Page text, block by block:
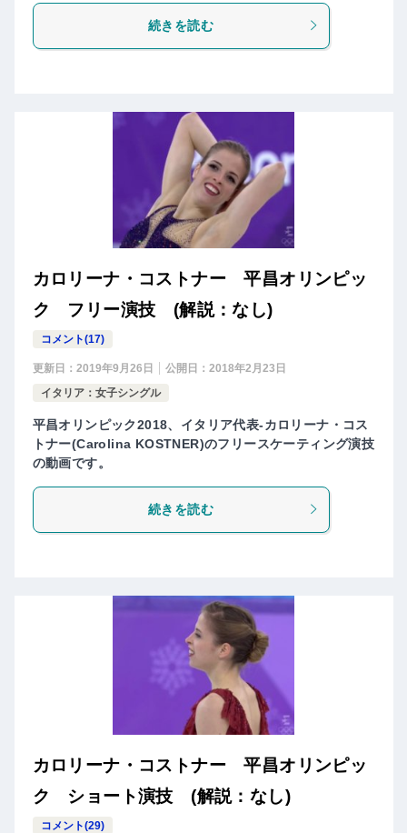
続きを読む
カロリーナ・コストナー 平昌オリンピッ
ク フリー演技 (解説：なし)
コメント(17)
更新日： 2019年9月26日 公開日： 2018年2月23日
イタリア：女子シングル
平昌オリンピック2018、イタリア代表-カロリーナ・コス
トナー(Carolina KOSTNER)のフリースケーティング演技
の動画です。
続きを読む
カロリーナ・コストナー 平昌オリンピッ
ク ショート演技 (解説：なし)
コメント(29)